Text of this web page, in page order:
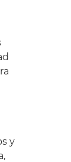
y